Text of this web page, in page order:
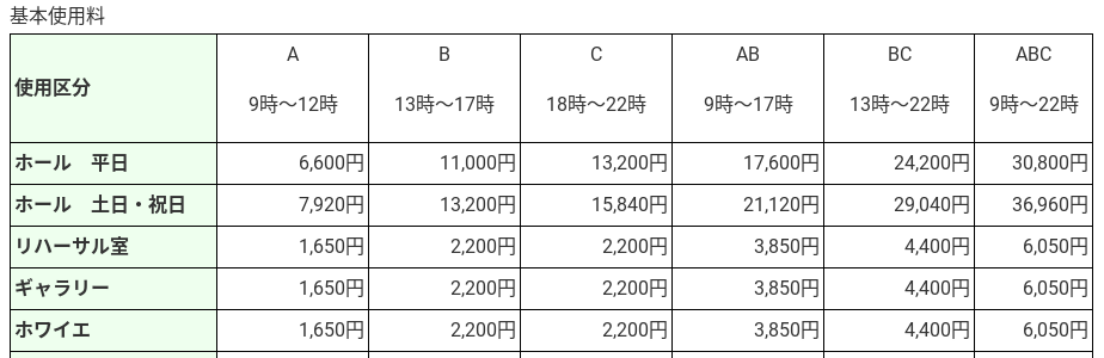
基本使用料
使用区分
A
9時～12時
B
13時～17時
C
18時～22時
AB
9時～17時
BC
13時～22時
ABC
9時～22時
ホール 平日 6,600円 11,000円 13,200円 17,600円 24,200円
30,800円
ホール 土日・祝日
7,920円 13,200円 15,840円 21,120円 29,040円
36,960円
リハーサル室
1,650円 2,200円 2,200円 3,850円 4,400円
6,050円
ギャラリー
1,650円 2,200円 2,200円 3,850円 4,400円
6,050円
ホワイエ
1,650円 2,200円 2,200円 3,850円 4,400円
6,050円